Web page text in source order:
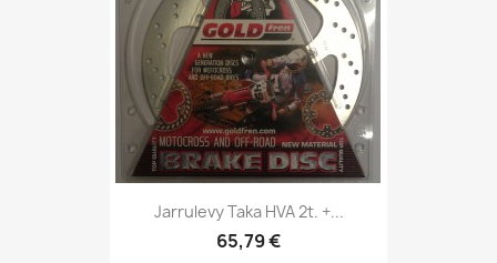
Jarrulevy Taka HVA 2t. +...
65,79 €